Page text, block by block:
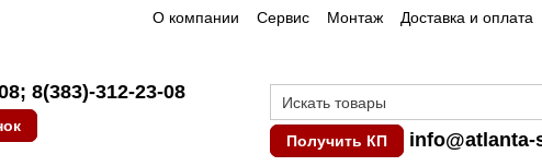
О компании Сервис Монтаж Доставка и оплата
; 8(383)-312-23-08
Получить КП
info@atlanta-